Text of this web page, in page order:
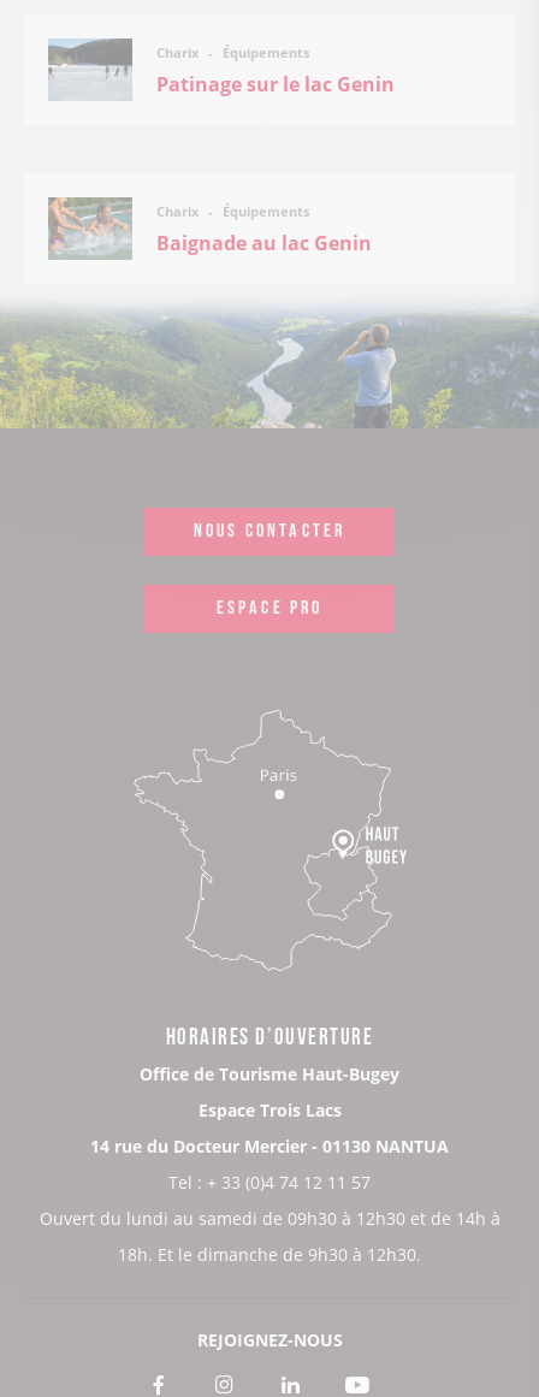
Charix Équipements
Patinage sur le lac Genin
Charix Équipements
Baignade au lac Genin
NOUS CONTACTER
ESPACE PRO
HORAIRES D’OUVERTURE
Office de Tourisme Haut-Bugey
Espace Trois Lacs
14 rue du Docteur Mercier - 01130 NANTUA
Tel : + 33 (0)4 74 12 11 57
Ouvert du lundi au samedi de 09h30 à 12h30 et de 14h à
18h. Et le dimanche de 9h30 à 12h30.
REJOIGNEZ-NOUS
Voir
Voir Voir Voir